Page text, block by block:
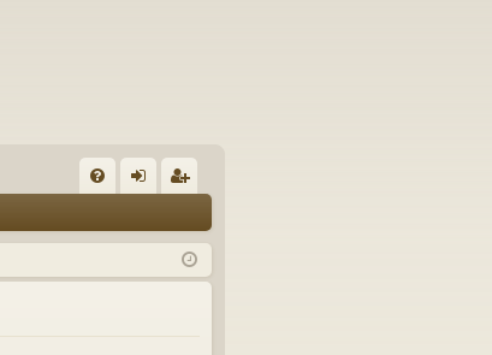
Q lá
sit
ist
ro